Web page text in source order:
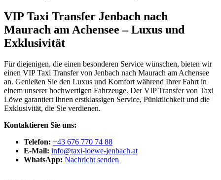
VIP Taxi Transfer Jenbach nach
Maurach am Achensee – Luxus und
Exklusivität
Für diejenigen, die einen besonderen Service wünschen, bieten wir
einen VIP Taxi Transfer von Jenbach nach Maurach am Achensee
an. Genießen Sie den Luxus und Komfort während Ihrer Fahrt in
einem unserer hochwertigen Fahrzeuge. Der VIP Transfer von Taxi
Löwe garantiert Ihnen erstklassigen Service, Pünktlichkeit und die
Exklusivität, die Sie verdienen.
Kontaktieren Sie uns:
Telefon: +43 676 770 74 88
E-Mail: info@taxi-loewe-jenbach.at
WhatsApp: Nachricht senden